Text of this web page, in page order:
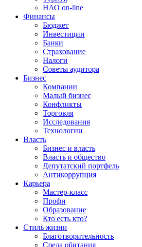
НАО on-line
Финансы
Бюджет
Инвестиции
Банки
Страхование
Налоги
Советы аудитора
Бизнес
Компании
Малый бизнес
Конфликты
Торговля
Исследования
Технологии
Власть
Бизнес и власть
Власть и общество
Депутатский портфель
Антикоррупция
Карьера
Мастер-класс
Профи
Образование
Кто есть кто?
Стиль жизни
Благотворительность
Среда обитания